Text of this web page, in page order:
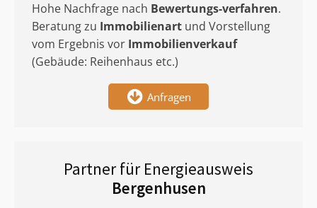
Hohe Nachfrage nach Bewertungs-verfahren.
Beratung zu Immobilienart und Vorstellung
vom Ergebnis vor Immobilienverkauf
(Gebäude: Reihenhaus etc.)
Anfragen
Partner für Energieausweis
Bergenhusen